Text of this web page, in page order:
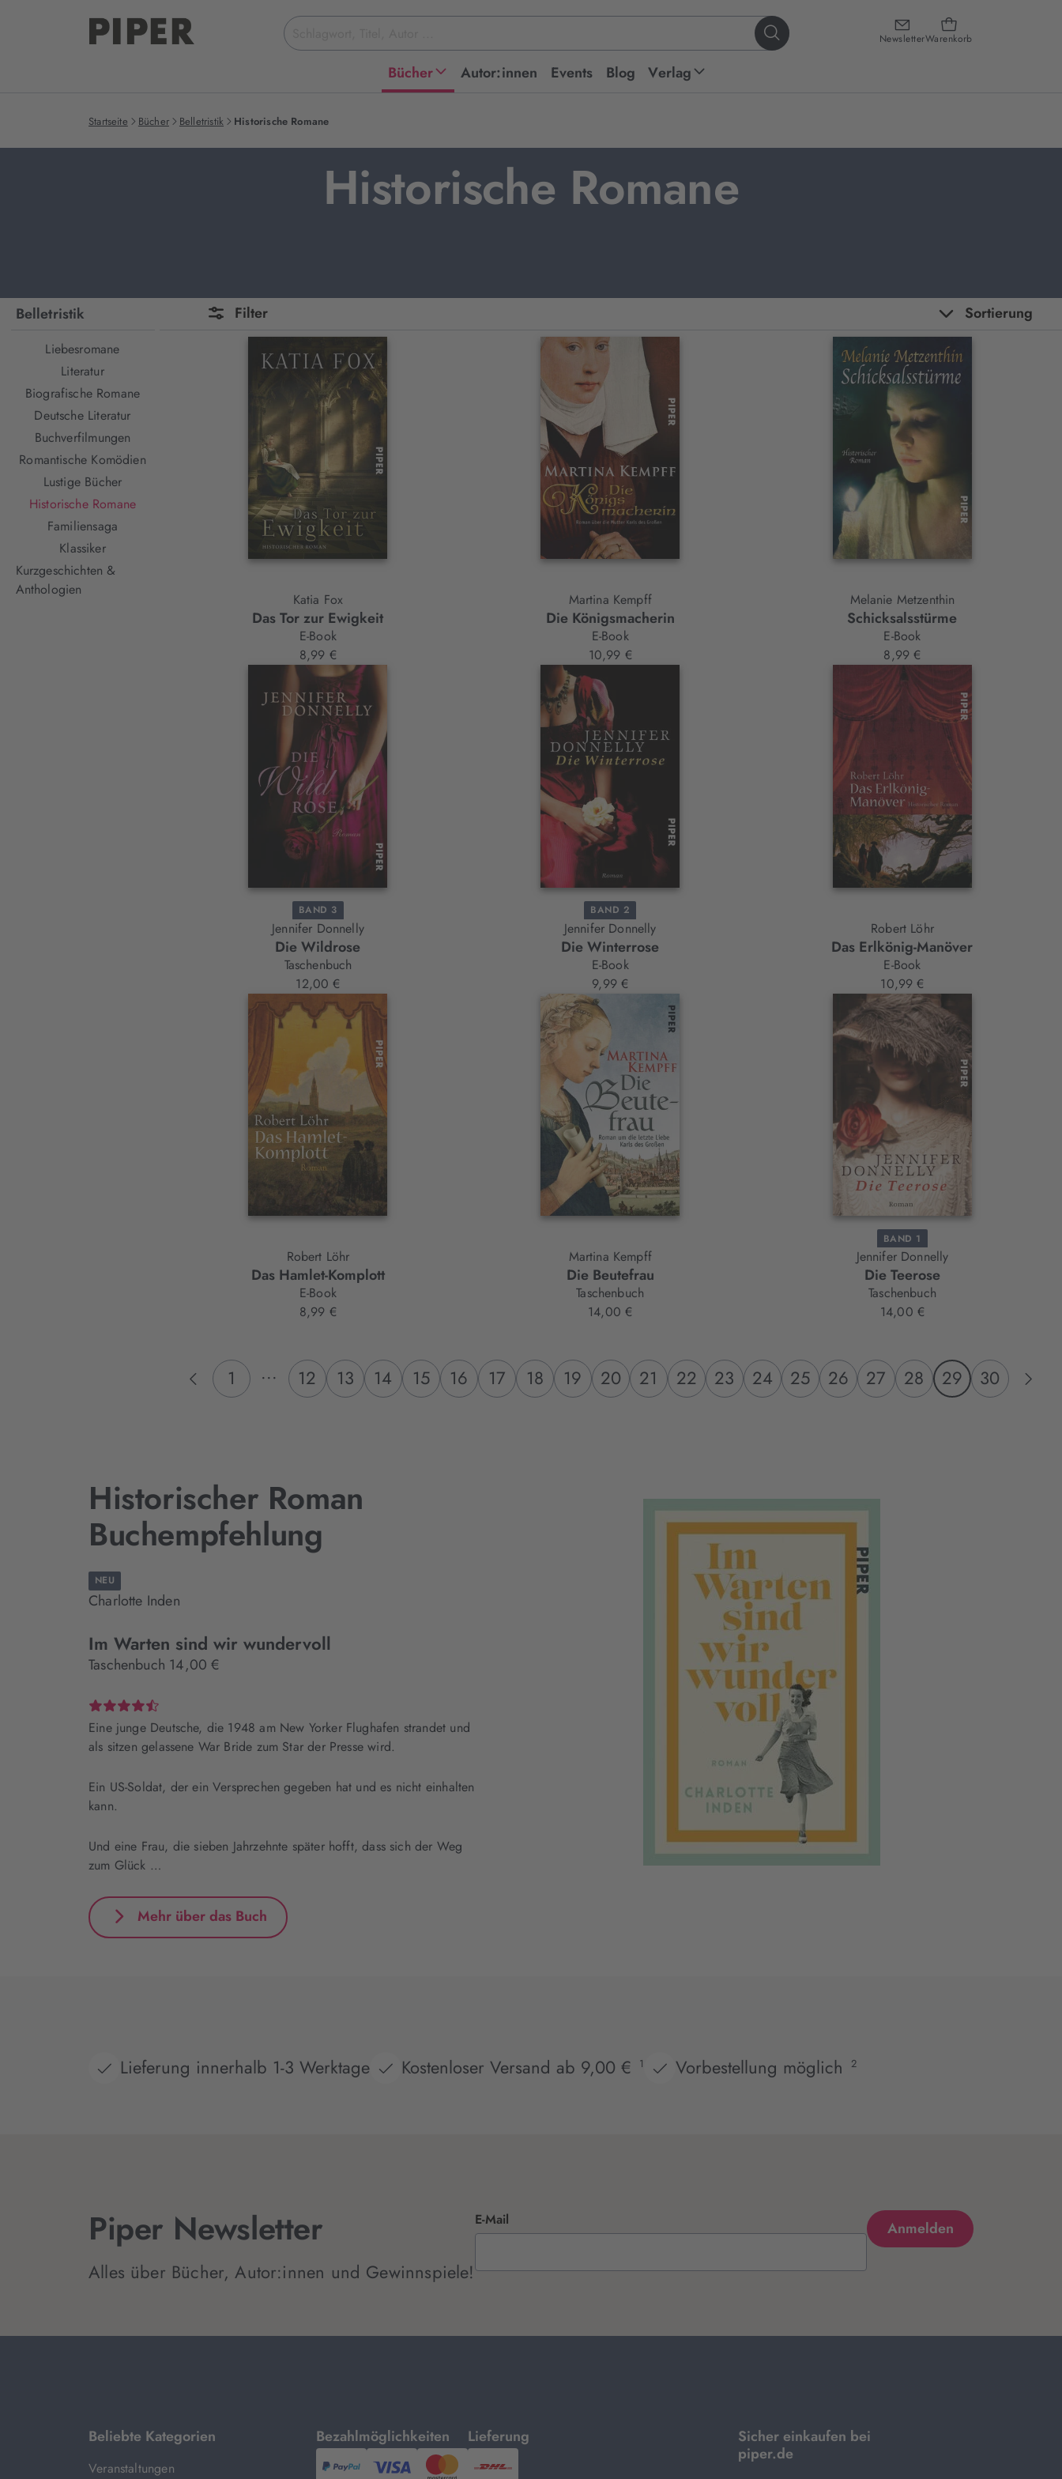
NewsletterWarenkorb
Suchbegriff
eingeben
Bücher Autor:innen Events Blog Verlag
Startseite Bücher Belletristik Historische Romane
Historische Romane
Belletristik
Liebesromane
Literatur
Biografische Romane
Deutsche Literatur
Buchverfilmungen
Romantische Komödien
Lustige Bücher
Historische Romane
Familiensaga
Klassiker
Kurzgeschichten &
Anthologien
Filter Sortierung
Katia Fox
Das Tor zur Ewigkeit
E-Book
8,99 €
Martina Kempff
Die Königsmacherin
E-Book
10,99 €
Melanie Metzenthin
Schicksalsstürme
E-Book
8,99 €
BAND 3
Jennifer Donnelly
Die Wildrose
Taschenbuch
12,00 €
BAND 2
Jennifer Donnelly
Die Winterrose
E-Book
9,99 €
Robert Löhr
Das Erlkönig-Manöver
E-Book
10,99 €
Robert Löhr
Das Hamlet-Komplott
E-Book
8,99 €
Martina Kempff
Die Beutefrau
Taschenbuch
14,00 €
BAND 1
Jennifer Donnelly
Die Teerose
Taschenbuch
14,00 €
1 ... 12 13 14 15 16 17 18 19 20 21 22 23 24 25 26 27 28 29 30
Historischer Roman
Buchempfehlung
NEU
Charlotte Inden
Im Warten sind wir wundervoll
Taschenbuch 14,00 €
Eine junge Deutsche, die 1948 am New Yorker Flughafen strandet und
als sitzen gelassene War Bride zum Star der Presse wird.
Ein US-Soldat, der ein Versprechen gegeben hat und es nicht einhalten
kann.
Und eine Frau, die sieben Jahrzehnte später hofft, dass sich der Weg
zum Glück …
Mehr über das Buch
Lieferung innerhalb 1-3 Werktage Kostenloser Versand ab 9,00 € 1 Vorbestellung möglich 2
Piper Newsletter
Alles über Bücher, Autor:innen und Gewinnspiele!
E-Mail
Beliebte Kategorien
Veranstaltungen
Bezahlmöglichkeiten
mit
Lieferung
mit
Sicher einkaufen bei
piper.de